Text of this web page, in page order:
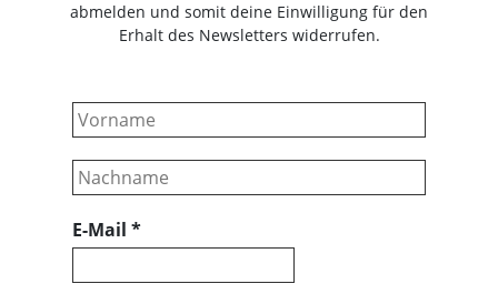
abmelden und somit deine Einwilligung für den
Erhalt des Newsletters widerrufen.
E-Mail *